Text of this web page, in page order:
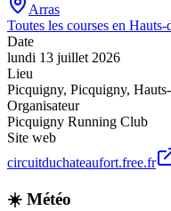
Arras
Toutes les courses en Hauts-
Date
lundi 13 juillet 2026
Lieu
Picquigny, Picquigny,
Organisateur
Picquigny Running Club
Site web
circuitduchateaufort.free.fr
☀️ Météo